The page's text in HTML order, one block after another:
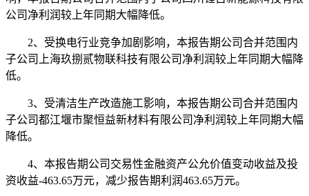
公司净利润较上年同期大幅降低。
2、受换电行业竞争加剧影响，本报告期公司合并范围内
子公司上海玖捌贰物联科技有限公司净利润较上年同期大幅降
低。
3、受清洁生产改造施工影响，本报告期公司合并范围内
子公司都江堰市聚恒益新材料有限公司净利润较上年同期大幅
降低。
4、本报告期公司交易性金融资产公允价值变动收益及投
资收益-463.65万元，减少报告期利润463.65万元。